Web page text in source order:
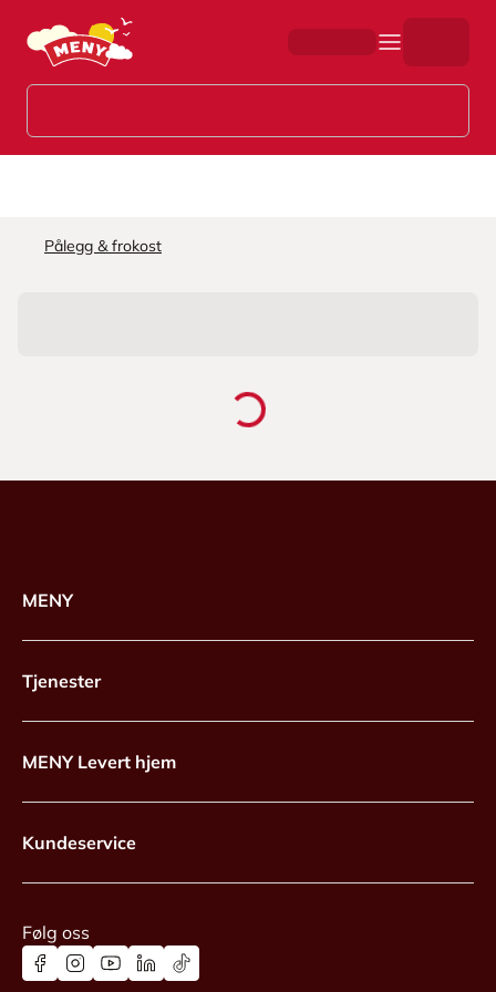
Hopp til hovedinnhold
Pålegg & frokost
MENY
Tjenester
MENY Levert hjem
Kundeservice
Følg oss